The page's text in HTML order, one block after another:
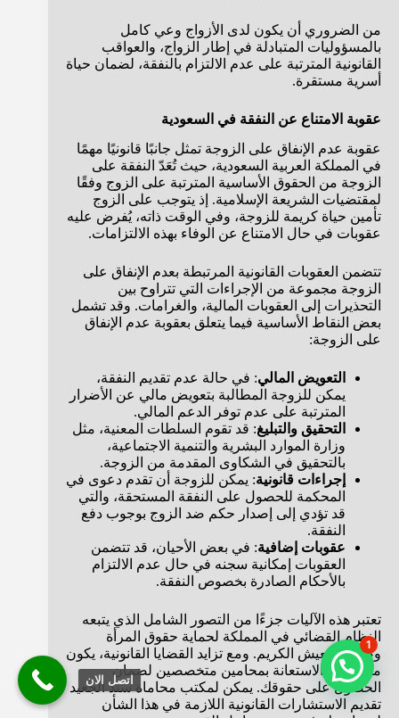
من الضروري أن يكون لدى الأزواج وعي كامل
بالمسؤوليات المتبادلة في إطار الزواج، والعواقب
القانونية المترتبة على عدم الالتزام بالنفقة، لضمان حياة
أسرية مستقرة.
عقوبة الامتناع عن النفقة في السعودية
عقوبة عدم الإنفاق على الزوجة تمثل جانبًا قانونيًا مهمًا
في المملكة العربية السعودية، حيث تُعَدّ النفقة على
الزوجة من الحقوق الأساسية المترتبة على الزوج وفقًا
لمقتضيات الشريعة الإسلامية. إذ يتوجب على الزوج
تأمين حياة كريمة للزوجة، وفي الوقت ذاته، يُفرض عليه
عقوبات في حال الامتناع عن الوفاء بهذه الالتزامات.
تتضمن العقوبات القانونية المرتبطة بعدم الإنفاق على
الزوجة مجموعة من الإجراءات التي تتراوح بين
التحذيرات إلى العقوبات المالية، والغرامات. وقد تشمل
بعض النقاط الأساسية فيما يتعلق بعقوبة عدم الإنفاق
على الزوجة:
التعويض المالي: في حالة عدم تقديم النفقة،
يمكن للزوجة المطالبة بتعويض مالي عن الأضرار
المترتبة على عدم توفر الدعم المالي.
التحقيق والتبليغ: قد تقوم السلطات المعنية، مثل
وزارة الموارد البشرية والتنمية الاجتماعية،
بالتحقيق في الشكاوى المقدمة من الزوجة.
إجراءات قانونية: يمكن للزوجة أن تقدم دعوى في
المحكمة للحصول على النفقة المستحقة، والتي
قد تؤدي إلى إصدار حكم ضد الزوج بوجوب دفع
النفقة.
عقوبات إضافية: في بعض الأحيان، قد تتضمن
العقوبات إمكانية سجنه في حال عدم الالتزام
بالأحكام الصادرة بخصوص النفقة.
تعتبر هذه الآليات جزءًا من التصور الشامل الذي يتبعه
النظام القضائي في المملكة لحماية حقوق المرأة
وضمان العيش الكريم. ومع تزايد القضايا القانونية، يكون
من المهم الاستعانة بمحامين متخصصين لضمان
الحصول على حقوقك. يمكن لمكتب محاماة سند الجعيد
تقديم الاستشارات القانونية اللازمة في هذا الشأن
1
اتصل الان